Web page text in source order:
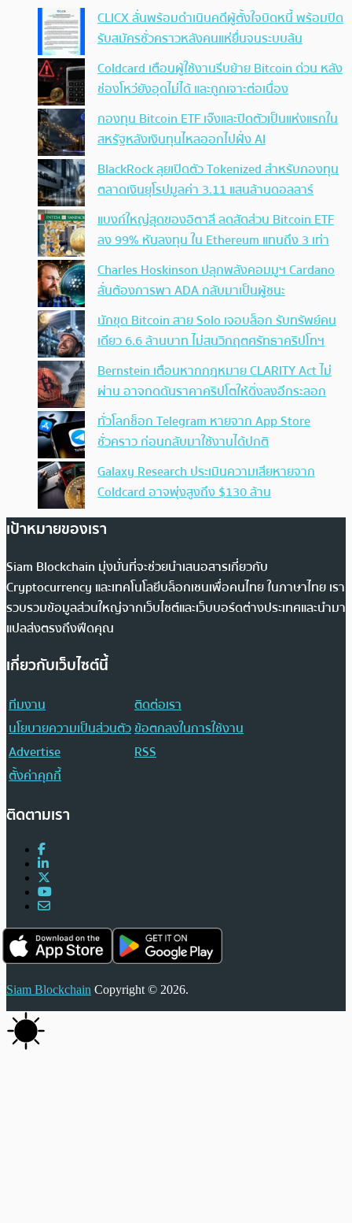
CLICX ลั่นพร้อมดำเนินคดีผู้ตั้งใจบิดหนี้ พร้อมปิด
รับสมัครชั่วคราวหลังคนแห่ยื่นจนระบบล้น
Coldcard เตือนผู้ใช้งานรีบย้าย Bitcoin ด่วน หลัง
ช่องโหว่ยังอุดไม่ได้ และถูกเจาะต่อเนื่อง
กองทุน Bitcoin ETF เจ๊งและปิดตัวเป็นแห่งแรกใน
สหรัฐหลังเงินทุนไหลออกไปฝั่ง AI
BlackRock ลุยเปิดตัว Tokenized สำหรับกองทุน
ตลาดเงินยุโรปมูลค่า 3.11 แสนล้านดอลลาร์
แบงก์ใหญ่สุดของอิตาลี ลดสัดส่วน Bitcoin ETF
ลง 99% หันลงทุน ใน Ethereum แทนถึง 3 เท่า
Charles Hoskinson ปลุกพลังคอมมูฯ Cardano
ลั่นต้องการพา ADA กลับมาเป็นผู้ชนะ
นักขุด Bitcoin สาย Solo เจอบล็อก รับทรัพย์คน
เดียว 6.6 ล้านบาท ไม่สนวิกฤตศรัทธาคริปโทฯ
Bernstein เตือนหากกฎหมาย CLARITY Act ไม่
ผ่าน อาจกดดันราคาคริปโตให้ดิ่งลงอีกระลอก
ทั่วโลกช็อก Telegram หายจาก App Store
ชั่วคราว ก่อนกลับมาใช้งานได้ปกติ
Galaxy Research ประเมินความเสียหายจาก
Coldcard อาจพุ่งสูงถึง $130 ล้าน
เป้าหมายของเรา
Siam Blockchain มุ่งมั่นที่จะช่วยนำเสนอสารเกี่ยวกับ
Cryptocurrency และเทคโนโลยีบล็อกเชนเพื่อคนไทย ในภาษาไทย เรา
รวบรวมข้อมูลส่วนใหญ่จากเว็บไซต์และเว็บบอร์ดต่างประเทศและนำมา
แปลส่งตรงถึงฟีดคุณ
เกี่ยวกับเว็บไซต์นี้
ทีมงาน
ติดต่อเรา
นโยบายความเป็นส่วนตัวข้อตกลงในการใช้งาน
Advertise
RSS
ตั้งค่าคุกกี้
ติดตามเรา
Siam Blockchain Copyright © 2026.